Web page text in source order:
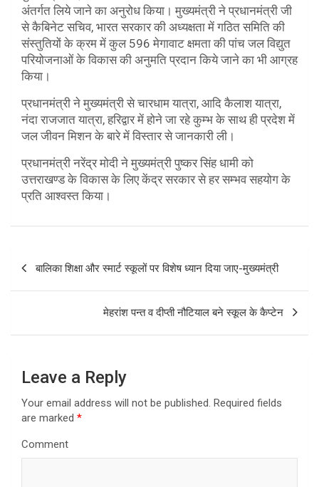
अंतर्गत लिये जाने का अनुरोध किया। मुख्यमंत्री ने प्रधानमंत्री जी
से कैबिनेट सचिव, भारत सरकार की अध्यक्षता में गठित समिति की
संस्तुतियों के क्रम में कुल 596 मेगावाट क्षमता की पांच जल विद्युत
परियोजनाओं के विकास की अनुमति प्रदान किये जाने का भी आग्रह
किया।
प्रधानमंत्री ने मुख्यमंत्री से चारधाम यात्रा, आदि कैलाश यात्रा,
नंदा राजजात यात्रा, हरिद्वार में होने जा रहे कुम्भ के साथ ही प्रदेश में
जल जीवन मिशन के बारे में विस्तार से जानकारी ली।
प्रधानमंत्री नरेंद्र मोदी ने मुख्यमंत्री पुष्कर सिंह धामी को
उत्तराखण्ड के विकास के लिए केंद्र सरकार से हर सम्भव सहयोग के
प्रति आश्वस्त किया।
बालिका शिक्षा और स्मार्ट स्कूलों पर विशेष ध्यान दिया जाए-मुख्यमंत्री
मेहरांश पन्त व दीप्ती नौटियाल बने स्कूल के कैप्टेन
Leave a Reply
Your email address will not be published. Required fields
are marked *
Comment